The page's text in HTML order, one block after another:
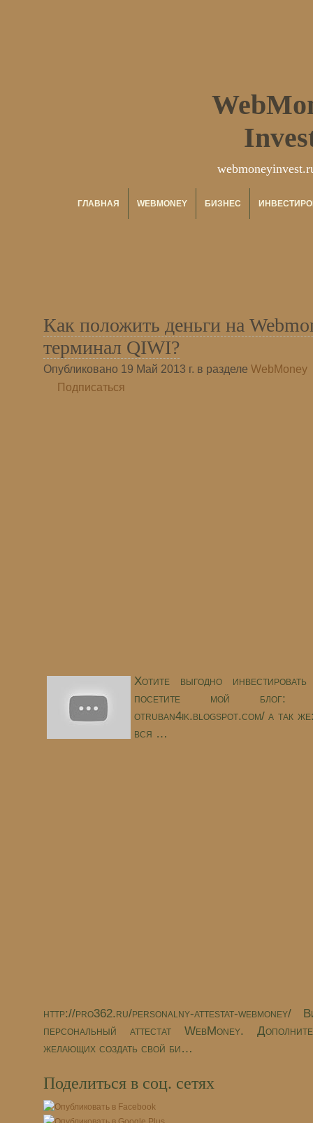
ГЛАВНАЯ WEBMONEY БИЗНЕС
Как положить деньги на
терминал QIWI?
Опубликовано 19 Май 2013 г. в разделе WebMoney
Подписаться
Хотите выгодно
посетите мой блог:
otruban4ik.blogspot.com/ а так
вся …
http://pro362.ru/personalny-attestat-webmoney/
персональный аттестат WebMoney.
желающих создать свой би…
Поделиться в соц. сетях